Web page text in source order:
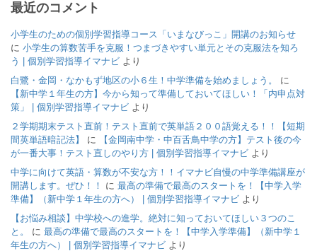
最近のコメント
小学生のための個別学習指導コース「いまなびっこ」開講のお知らせ
に 小学生の算数苦手を克服！つまづきやすい単元とその克服法を知ろ
う | 個別学習指導イマナビ より
白鷺・金岡・なかもず地区の小６生！中学準備を始めましょう。
に
【新中学１年生の方】今から知って準備しておいてほしい！「内申点対
策」 | 個別学習指導イマナビ より
２学期期末テスト直前！テスト直前で英単語２００語覚える！！【短期
間英単語暗記法】
に
【金岡南中学・中百舌鳥中学の方】テスト後の今
が一番大事！テスト直しのやり方 | 個別学習指導イマナビ より
中学に向けて英語・算数が不安な方！！イマナビ自慢の中学準備講座が
開講します。ぜひ！！
に 最高の準備で最高のスタートを！【中学入学
準備】（新中学１年生の方へ） | 個別学習指導イマナビ より
【お悩み相談】中学校への進学。絶対に知っておいてほしい３つのこ
と。
に 最高の準備で最高のスタートを！【中学入学準備】（新中学１
年生の方へ） | 個別学習指導イマナビ より